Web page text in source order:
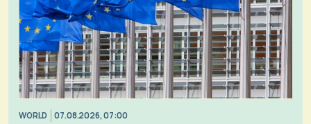
WORLD 07.08.2026, 07:00